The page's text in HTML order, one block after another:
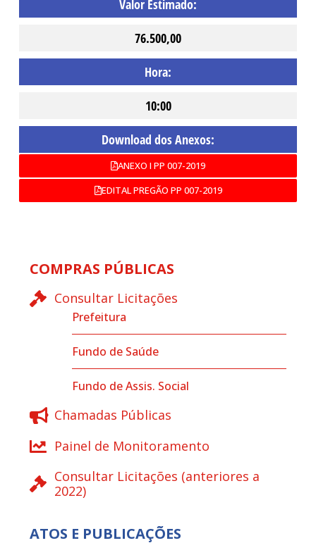
Valor Estimado:
76.500,00
Hora:
10:00
Download dos Anexos:
ANEXO I PP 007-2019
EDITAL PREGÃO PP 007-2019
COMPRAS PÚBLICAS
Consultar Licitações
Prefeitura
Fundo de Saúde
Fundo de Assis. Social
Chamadas Públicas
Painel de Monitoramento
Consultar Licitações (anteriores a
2022)
ATOS E PUBLICAÇÕES